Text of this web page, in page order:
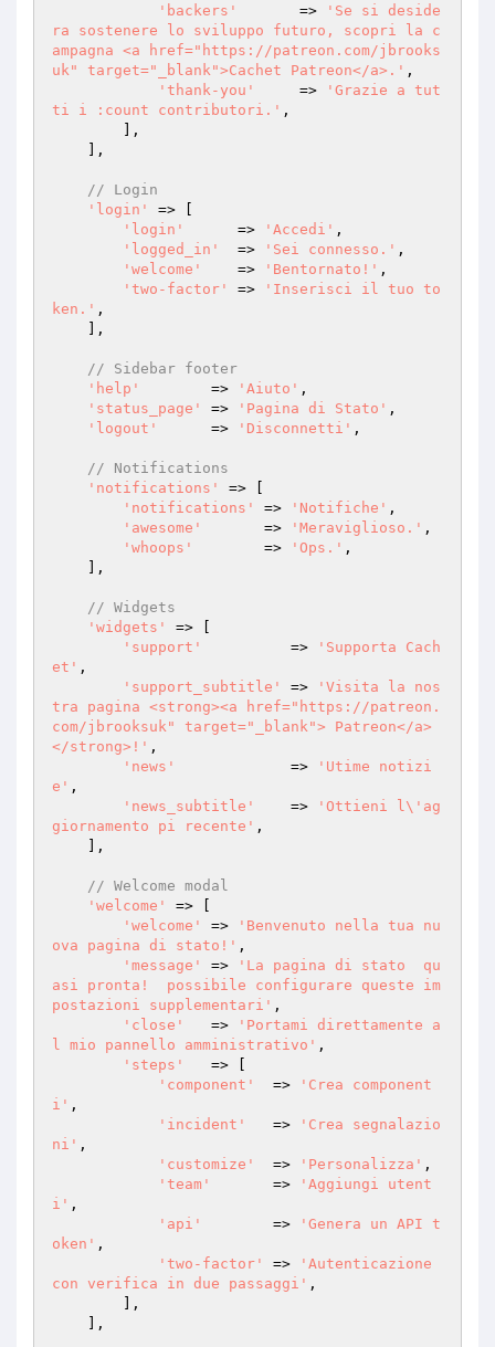
'backers'
       =>
'Se si deside
ra sostenere lo sviluppo futuro, scopri la c
ampagna <a href="https://patreon.com/jbrooks
uk" target="_blank">Cachet Patreon</a>.' ,
'thank-you'
     =>
'Grazie a tut
ti i :count contributori.' ,
// Login
'login'
=> [
'login'
      =>
'Accedi' ,
'logged_in'
  =>
'Sei connesso.' ,
'welcome'
    =>
'Bentornato!' ,
'two-factor'
=>
'Inserisci il tuo to
ken.' ,
// Sidebar footer
'help'
        =>
'Aiuto' ,
'status_page'
=> 'Pagina di Stato' ,
'logout'
      =>
'Disconnetti' ,
// Notifications
'notifications'
=> [
'notifications'
=> 'Notifiche' ,
'awesome'
       =>
'Meraviglioso.' ,
'whoops'
        =>
'Ops.' ,
// Widgets
'widgets'
=> [
'support'
          =>
'Supporta Cach
et' ,
'support_subtitle'
=>
'Visita la nos
tra pagina <strong><a href="https://patreon.
com/jbrooksuk" target="_blank"> Patreon</a>
</strong>!' ,
'news'
             =>
'Utime notizi
e' ,
'news_subtitle'
    =>
'Ottieni l\'ag
giornamento pi recente' ,
// Welcome modal
'welcome'
=> [
'welcome'
=>
'Benvenuto nella tua nu
ova pagina di stato!' ,
'message'
=>
'La pagina di stato  qu
asi pronta!  possibile configurare queste im
postazioni supplementari' ,
'close'
   =>
'Portami direttamente a
l mio pannello amministrativo' ,
'steps'
   => [
'component'
  =>
'Crea component
i' ,
'incident'
   =>
'Crea segnalazio
ni' ,
'customize'
  =>
'Personalizza' ,
'team'
       =>
'Aggiungi utent
i' ,
'api'
        =>
'Genera un API t
oken' ,
'two-factor'
=>
'Autenticazione
con verifica in due passaggi' ,